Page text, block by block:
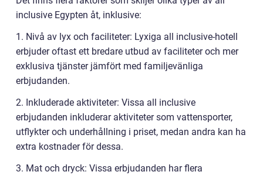
inclusive Egypten åt, inklusive:
1. Nivå av lyx och faciliteter: Lyxiga all inclusive-hotell
erbjuder oftast ett bredare utbud av faciliteter och mer
exklusiva tjänster jämfört med familjevänliga
erbjudanden.
2. Inkluderade aktiviteter: Vissa all inclusive
erbjudanden inkluderar aktiviteter som vattensporter,
utflykter och underhållning i priset, medan andra kan ha
extra kostnader för dessa.
3. Mat och dryck: Vissa erbjudanden har flera